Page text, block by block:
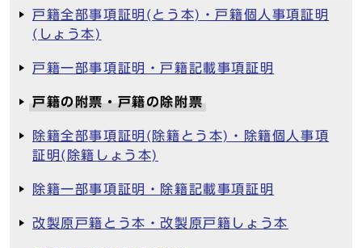
戸籍全部事項証明(とう本)・戸籍個人事項証明
(しょう本)
戸籍一部事項証明・戸籍記載事項証明
戸籍の附票・戸籍の除附票
除籍全部事項証明(除籍とう本)・除籍個人事項
証明(除籍しょう本)
除籍一部事項証明・除籍記載事項証明
改製原戸籍とう本・改製原戸籍しょう本